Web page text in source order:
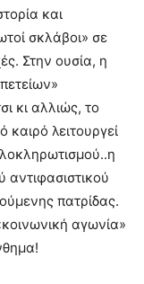
και
σκλάβοι» σε
Στην ουσία, η
κι αλλιώς, το
λειτουργεί
αντιφασιστικού
πατρίδας.
αγωνία»